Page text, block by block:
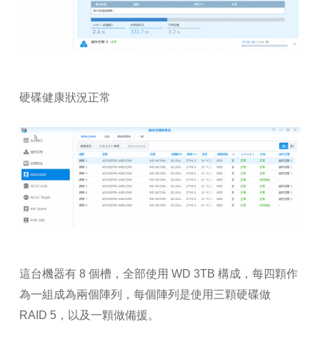
硬碟健康狀況正常
這台機器有 8 個槽，全部使用 WD 3TB 構成，每四顆作
為一組成為兩個陣列，每個陣列是使用三顆硬碟做
RAID 5，以及一顆做備援。